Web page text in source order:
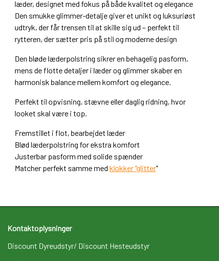
læder, designet med fokus på både kvalitet og elegance
Den smukkeglimmer-detaljegiver et unikt og luksuriøst
udtryk, der får trensen til at skille sig ud – perfekt til
rytteren, der sætter pris på stil og moderne design
Den bløde læderpolstring sikrer en behagelig pasform,
mens de flotte detaljer i læder og glimmer skaber en
harmonisk balance mellem komfort og elegance.
Perfekt til opvisning, stævne eller daglig ridning, hvor
looket skal være i top.
Fremstillet i flot, bearbejdet læder
Blød læderpolstring for ekstra komfort
Justerbar pasform med solide spænder
Matcher perfekt samme med klokker "glitter"
Kontaktoplysninger
Discount Dyreudstyr/ Discount Hesteudstyr